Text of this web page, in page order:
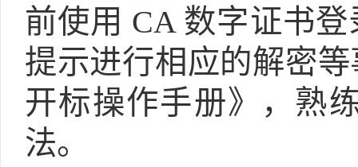
前使用 CA 数字证书
提示进行相应的解密
开标操作手册》，熟
法。